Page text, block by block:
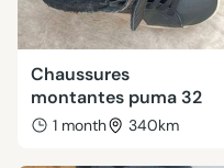
Chaussures
montantes puma 32
1 month 340km